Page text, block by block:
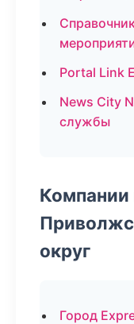
Portal Link
News City
службы
Компании
округ
Город